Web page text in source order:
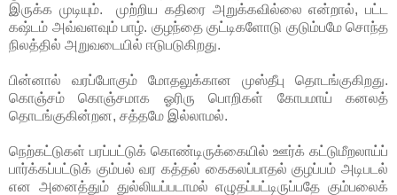
இருக்க முடியும்.முற்றிய கதிரை அறுக்கவில்லை என்றால், பட்ட
கஷ்டம் அவ்வளவும் பாழ். குழந்தை குட்டிகளோடு குடும்பமே சொந்த
நிலத்தில் அறுவடையில் ஈடுபடுகிறது.
பின்னால் வரப்போகும் மோதலுக்கான முஸ்தீபு தொடங்குகிறது.
கொஞ்சம் கொஞ்சமாக ஓரிரு பொறிகள் கோபமாய் கனலத்
தொடங்குகின்றன, சத்தமே இல்லாமல்.
நெற்கட்டுகள் பரப்பட்டுக் கொண்டிருக்கையில் ஊர்க் கட்டுமீறலாய்ப்
பார்க்கப்பட்டுக் கும்பல் வர கத்தல் கைகலப்பாதல் குழப்பம் அடிபடல்
என அனைத்தும் துல்லியப்படாமல் எழுதப்பட்டிருப்பதே கும்பலைக்